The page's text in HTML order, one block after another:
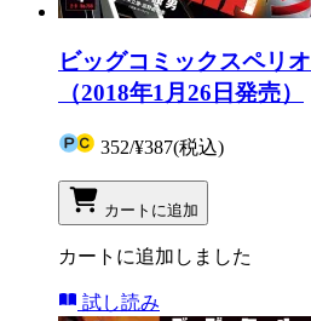
ビッグコミックスペリ
（2018年1月26日発売）
352/¥387(税込)
カートに追加
カートに追加しました
試し読み